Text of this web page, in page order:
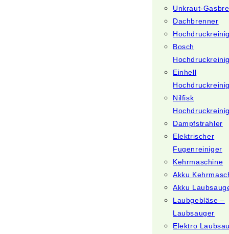
Unkraut-
Dachbrenner
Bosch
Einhell
Nilfisk
Dampfstrahler
Elektrischer
Fugenreiniger
Kehrmaschine
Akku
Akku
Laubgebläse –
Laubsauger
Elektro